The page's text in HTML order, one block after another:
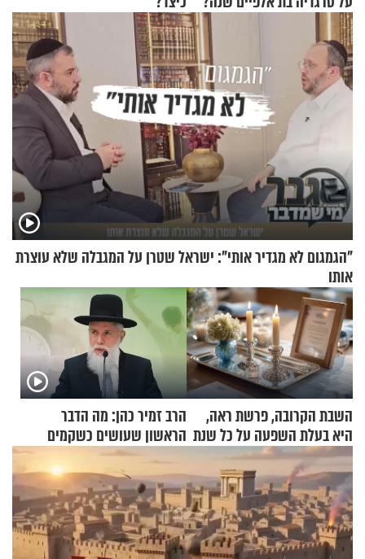
"הגמגום לא מגדיר אותי": ישראל שטרן על המגבלה שלא עוצרת
אותו
השבת הקרובה, פרשת ראה,
היא בעלת השפעה על כל שנת
תשפ"ז
הרב זמיר כהן: מה הדבר
הראשון שעושים כשקמים
בבוקר?